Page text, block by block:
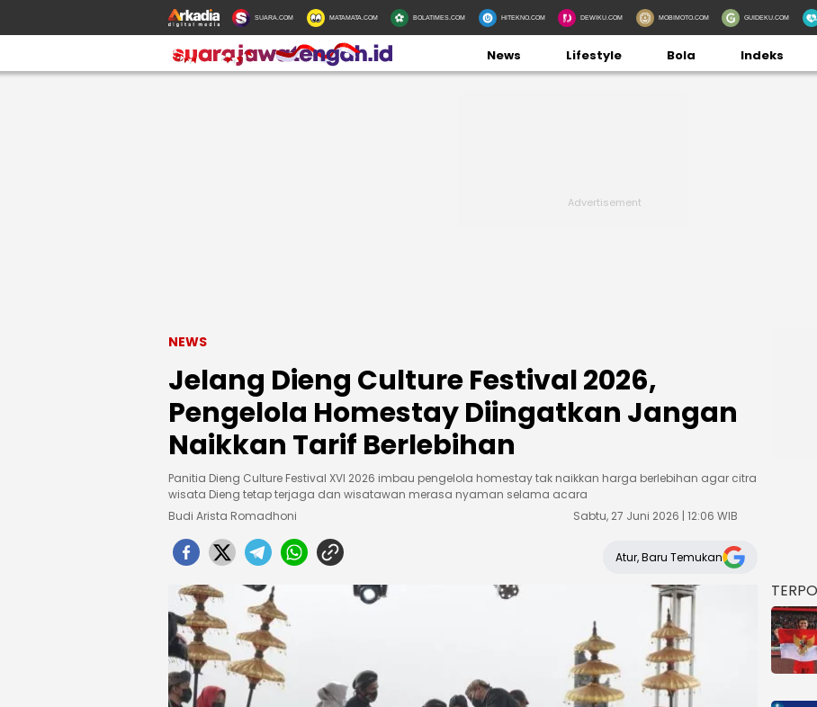
SUARA.COM MATAMATA.COM BOLATIMES.COM HITEKNO.COM DEWIKU.COM MOBIMOTO.COM GUIDEKU.COM
News Lifestyle Bola Indeks
NEWS
Jelang Dieng Culture Festival 2026,
Pengelola Homestay Diingatkan Jangan
Naikkan Tarif Berlebihan
Panitia Dieng Culture Festival XVI 2026 imbau pengelola homestay tak naikkan harga berlebihan agar citra
wisata Dieng tetap terjaga dan wisatawan merasa nyaman selama acara
Budi Arista Romadhoni
Sabtu, 27 Juni 2026 | 12:06 WIB
Atur, Baru Temukan